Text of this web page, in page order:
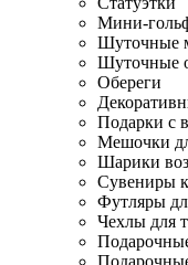
Мини-
Шуточные
Шуточные
Обереги
Подарки с
Мешочки
Шарики
Сувениры к
Футляры
Чехлы для